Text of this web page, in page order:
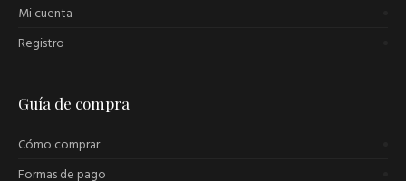
Mi cuenta
Registro
Guía de compra
Cómo comprar
Formas de pago